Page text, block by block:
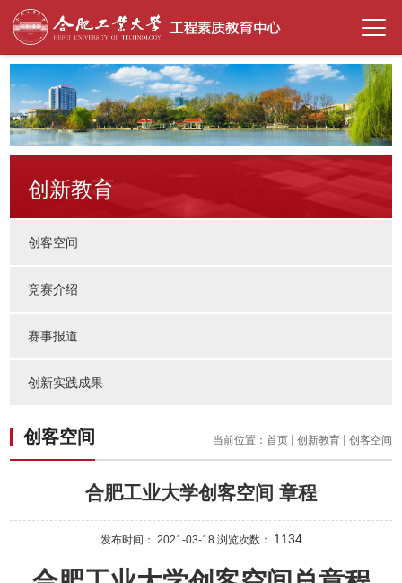
创新教育
创客空间
竞赛介绍
赛事报道
创新实践成果
创客空间 当前位置： 首页 创新教育 创客空间
合肥工业大学创客空间 章程
发布时间： 2021-03-18 浏览次数： 1134